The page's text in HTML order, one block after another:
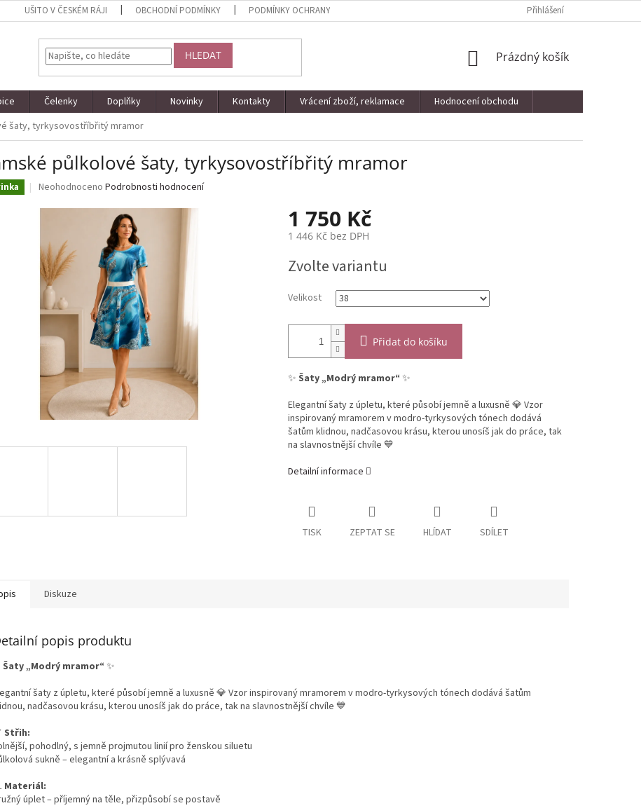
UŠITO V ČESKÉM RÁJI OBCHODNÍ PODMÍNKY PODMÍNKY OCHRANY OSOBNÍCH ÚDAJŮ VRÁCENÍ ZBOŽÍ, REKLAMACE
Přihlášení
HLEDAT
NÁKUPNÍ
Prázdný košík
Čelenky Doplňky Novinky Kontakty Vrácení zboží, reklamace
Hodnocení obchodu
šaty, tyrkysovostříbřitý mramor
půlkolové šaty, tyrkysovostříbřitý mramor
Průměrné
produktu
0,0
z
5
hvězdiček.
Neohodnoceno Podrobnosti hodnocení
1 750 Kč
1 446 Kč bez DPH
cena:
Zvolte variantu
Velikost
Přidat do košíku
✨ Šaty „Modrý mramor“ ✨
Elegantní šaty z úpletu, které působí jemně a luxusně 💎 Vzor
inspirovaný mramorem v modro-tyrkysových tónech dodává
šatům klidnou, nadčasovou krásu, kterou unosíš jak do práce, tak
na slavnostnější chvíle 💙
Detailní informace
TISK ZEPTAT SE HLÍDAT SDÍLET
Diskuze
popis produktu
Šaty „Modrý mramor“ ✨
šaty z úpletu, které působí jemně a luxusně 💎 Vzor inspirovaný mramorem v modro-tyrkysových tónech dodává šatům
nadčasovou krásu, kterou unosíš jak do práce, tak na slavnostnější chvíle 💙
Střih:
pohodlný, s jemně projmutou linií pro ženskou siluetu
sukně – elegantní a krásně splývavá
Materiál:
úplet – příjemný na těle, přizpůsobí se postavě